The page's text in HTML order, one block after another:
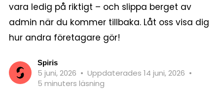
vara ledig på riktigt – och slippa berget av
admin när du kommer tillbaka. Låt oss visa dig
hur andra företagare gör!
Spiris
5 juni, 2026 • Uppdaterades 14 juni, 2026 •
5 minuters läsning